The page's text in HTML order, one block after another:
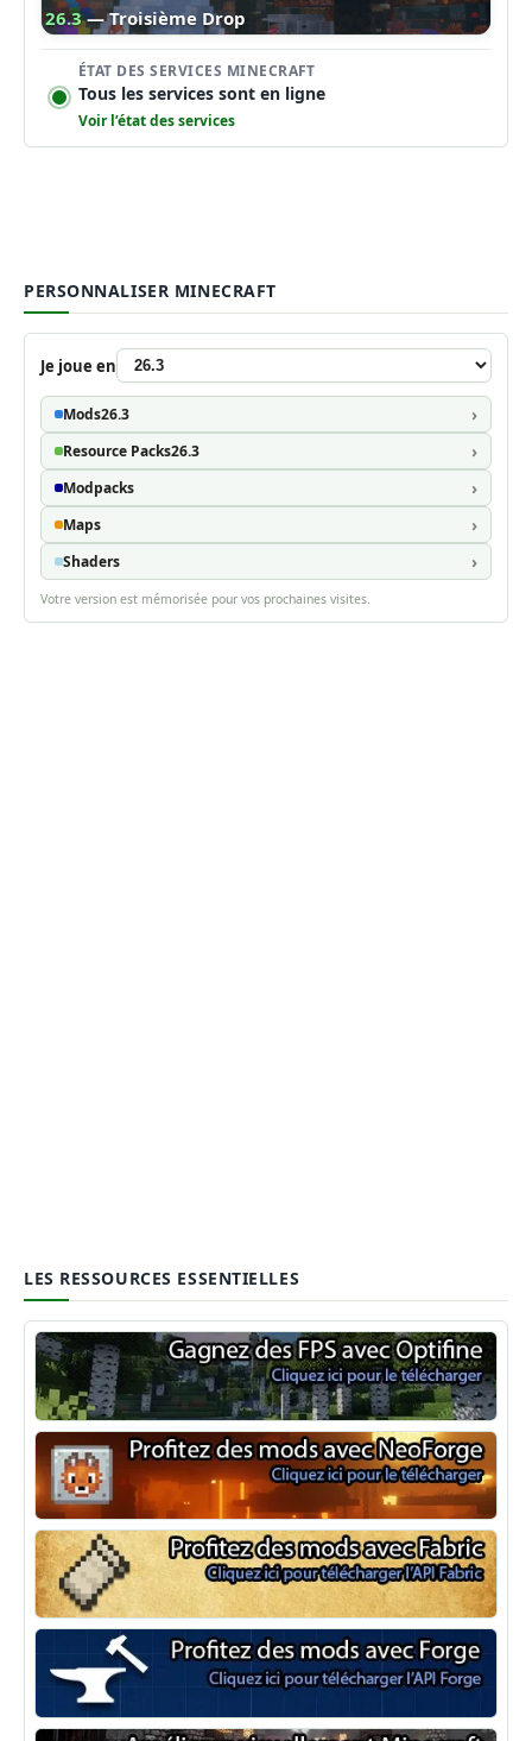
26.3 — Troisième Drop
ÉTAT DES SERVICES MINECRAFT
Tous les services sont en ligne
Voir l’état des services
PERSONNALISER MINECRAFT
Je joue en
Mods26.3
Resource Packs26.3
Modpacks
Maps
Shaders
Votre version est mémorisée pour vos prochaines visites.
LES RESSOURCES ESSENTIELLES
Optifine
NeoForge
Minecraft Fabric
Minecraft Forge